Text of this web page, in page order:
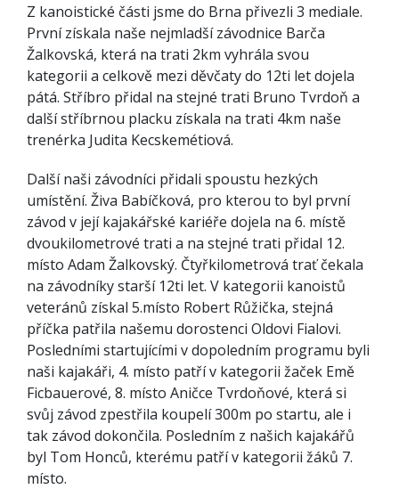
Z kanoistické části jsme do Brna přivezli 3 mediale.
První získala naše nejmladší závodnice Barča
Žalkovská, která na trati 2km vyhrála svou
kategorii a celkově mezi děvčaty do 12ti let dojela
pátá. Stříbro přidal na stejné trati Bruno Tvrdoň a
další stříbrnou placku získala na trati 4km naše
trenérka Judita Kecskemétiová.
Další naši závodníci přidali spoustu hezkých
umístění. Živa Babíčková, pro kterou to byl první
závod v její kajakářské kariéře dojela na 6. místě
dvoukilometrové trati a na stejné trati přidal 12.
místo Adam Žalkovský. Čtyřkilometrová trať čekala
na závodníky starší 12ti let. V kategorii kanoistů
veteránů získal 5.místo Robert Růžička, stejná
příčka patřila našemu dorostenci Oldovi Fialovi.
Posledními startujícími v dopoledním programu byli
naši kajakáři, 4. místo patří v kategorii žaček Emě
Ficbauerové, 8. místo Aničce Tvrdoňové, která si
svůj závod zpestřila koupelí 300m po startu, ale i
tak závod dokončila. Posledním z našich kajakářů
byl Tom Honců, kterému patří v kategorii žáků 7.
místo.